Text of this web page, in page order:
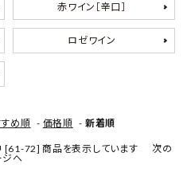
赤ワイン［辛口］
ロゼワイン
め順 - 価格順 - 新着順
72] 商品を表示しています
次の
ジへ